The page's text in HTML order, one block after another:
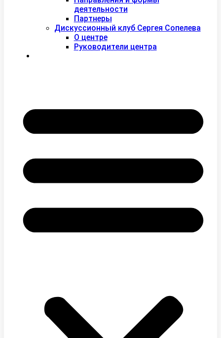
деятельности
Партнеры
Дискуссионный клуб Сергея Сопелева
О центре
Руководители центра